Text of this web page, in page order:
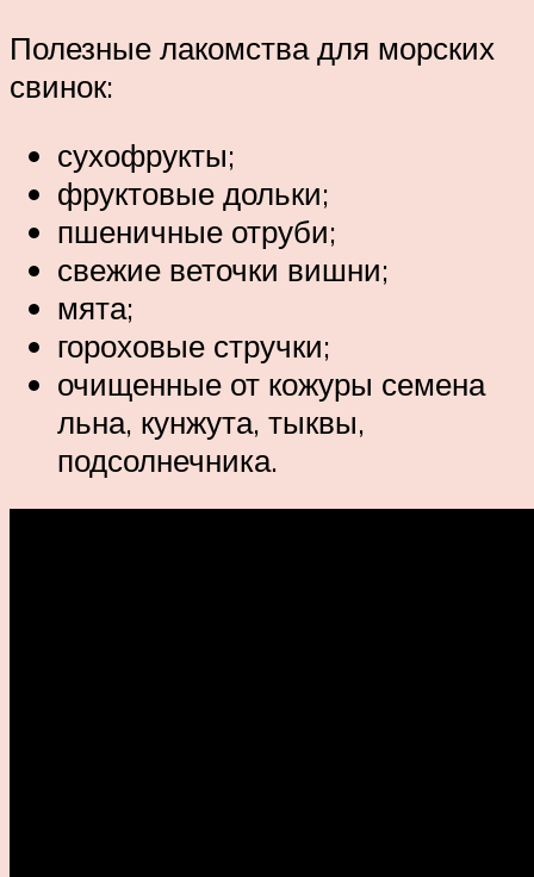
Полезные лакомства для морских
свинок:
сухофрукты;
фруктовые дольки;
пшеничные отруби;
свежие веточки вишни;
мята;
гороховые стручки;
очищенные от кожуры семена
льна, кунжута, тыквы,
подсолнечника.